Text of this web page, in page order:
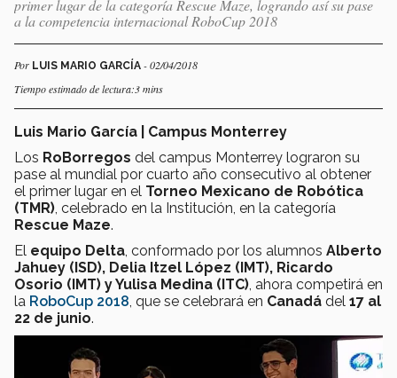
primer lugar de la categoría Rescue Maze, logrando así su pase
a la competencia internacional RoboCup 2018
Por LUIS MARIO GARCÍA - 02/04/2018
Tiempo estimado de lectura:3 mins
Luis Mario García | Campus Monterrey
Los RoBorregos del campus Monterrey lograron su
pase al mundial por cuarto año consecutivo al obtener
el primer lugar en el Torneo Mexicano de Robótica
(TMR) , celebrado en la Institución, en la categoría
Rescue Maze.
El equipo Delta , conformado por los alumnos Alberto
Jahuey (ISD), Delia Itzel López (IMT), Ricardo
Osorio (IMT) y Yulisa Medina (ITC) , ahora competirá en
la RoboCup 2018 , que se celebrará en Canadá del 17 al
22 de junio.